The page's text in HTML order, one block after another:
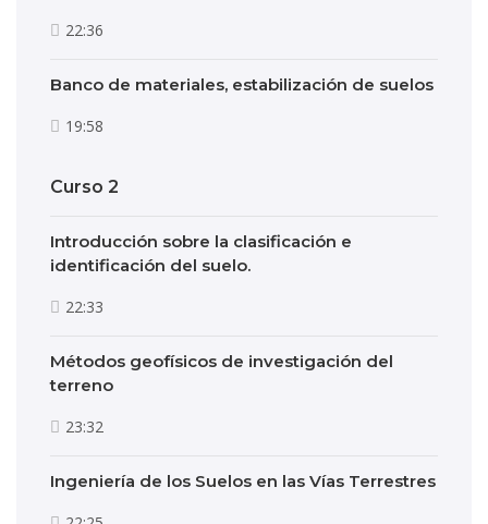
22:36
Banco de materiales, estabilización de suelos
19:58
Curso 2
Introducción sobre la clasificación e
identificación del suelo.
22:33
Métodos geofísicos de investigación del
terreno
23:32
Ingeniería de los Suelos en las Vías Terrestres